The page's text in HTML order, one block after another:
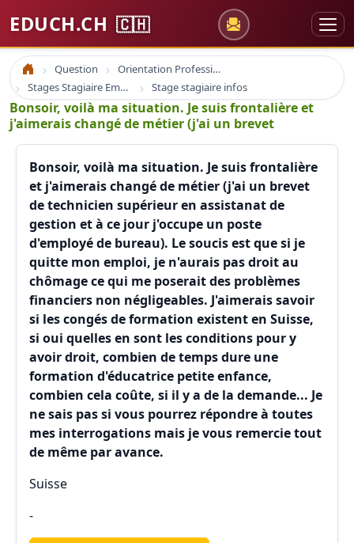
EDUCH.CH 🇨🇭
Accueil Question
Orientation Professionnelle
Stages Stagiaire Emploi
Stage stagiaire infos
Bonsoir, voilà ma situation. Je suis frontalière et
j'aimerais changé de métier (j'ai un brevet
Bonsoir, voilà ma situation. Je suis frontalière
et j'aimerais changé de métier (j'ai un brevet
de technicien supérieur en assistanat de
gestion et à ce jour j'occupe un poste
d'employé de bureau). Le soucis est que si je
quitte mon emploi, je n'aurais pas droit au
chômage ce qui me poserait des problèmes
financiers non négligeables. J'aimerais savoir
si les congés de formation existent en Suisse,
si oui quelles en sont les conditions pour y
avoir droit, combien de temps dure une
formation d'éducatrice petite enfance,
combien cela coûte, si il y a de la demande... Je
ne sais pas si vous pourrez répondre à toutes
mes interrogations mais je vous remercie tout
de même par avance.
Suisse
-